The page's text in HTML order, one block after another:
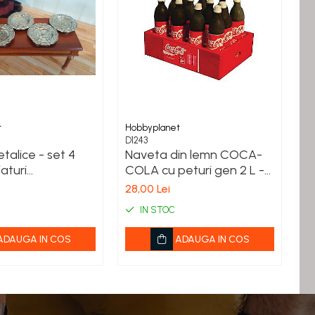
- set 4
IN COS
Hobbyplanet
D1243
Naveta din lemn COCA-
COLA cu peturi gen 2 L -
miniatura papusi
28,00 Lei
IN STOC
ADAUGA IN COS